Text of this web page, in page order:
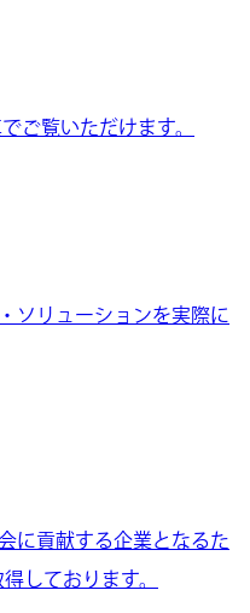
ご覧いただけます。
ソリューションを実際に
に貢献する企業となるた
しております。